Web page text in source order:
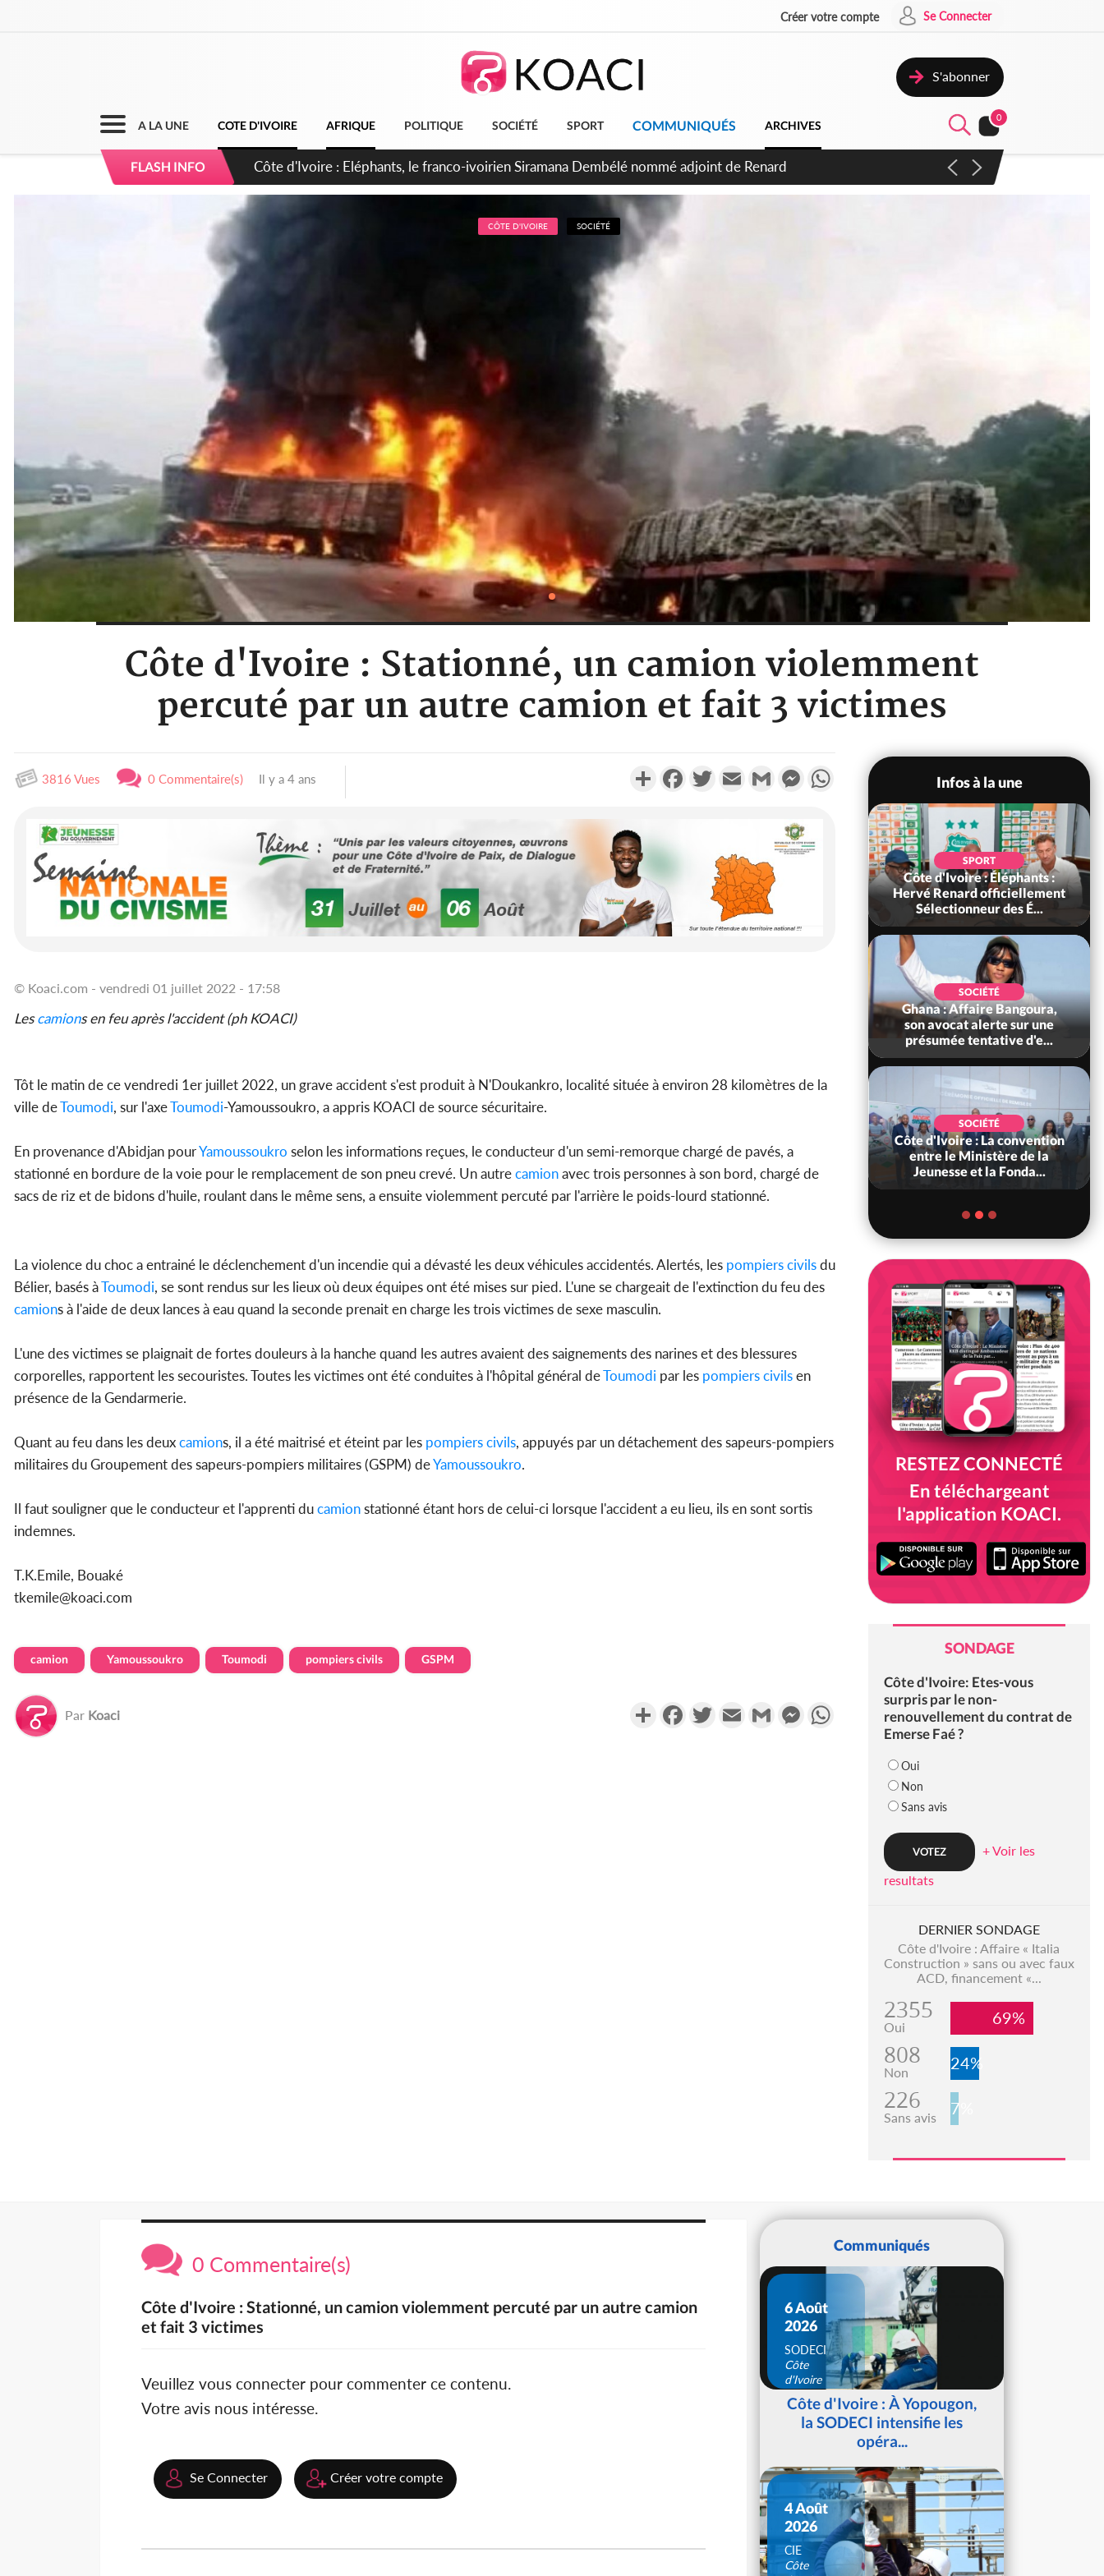
Créer votre compte Se Connecter
S'abonner
A LA UNE COTE D'IVOIRE AFRIQUE POLITIQUE SOCIÉTÉ SPORT COMMUNIQUÉS ARCHIVES
0
FLASH INFO Cameroun : 5 combattants séparatistes neutralisés, le Mindef dément les rumeurs d'exactions des civils
CÔTE D'IVOIRE SOCIÉTÉ
Côte d'Ivoire : Stationné, un camion violemment
percuté par un autre camion et fait 3 victimes
3816 Vues 0 Commentaire(s) Il y a 4 ans PartagerFacebookTwitterEmail Gmail MessengerWhatsApp
© Koaci.com - vendredi 01 juillet 2022 - 17:58
Lescamions en feu après l'accident (ph KOACI)
Tôt le matin de ce vendredi 1er juillet 2022, un grave accident s'est produit à N'Doukankro, localité située à environ 28 kilomètres de la
ville deToumodi, sur l'axeToumodi-Yamoussoukro, a appris KOACI de source sécuritaire.
En provenance d'Abidjan pourYamoussoukro selon les informations reçues, le conducteur d'un semi-remorque chargé de pavés, a
stationné en bordure de la voie pour le remplacement de son pneu crevé. Un autrecamionavec trois personnes à son bord, chargé de
sacs de riz et de bidons d'huile, roulant dans le même sens, a ensuite violemment percuté par l'arrière le poids-lourd stationné.
La violence du choc a entrainé le déclenchement d'un incendie qui a dévasté les deux véhicules accidentés. Alertés, les pompiers civilsdu
Bélier, basés àToumodi, se sont rendus sur les lieux où deux équipes ont été mises sur pied. L'une se chargeait de l'extinction du feu des
camions à l'aide de deux lances à eau quand la seconde prenait en charge les trois victimes de sexe masculin.
L'une des victimes se plaignait de fortes douleurs à la hanche quand les autres avaient des saignements des narines et des blessures
corporelles, rapportent les secouristes. Toutes les victimes ont été conduites à l'hôpital général deToumodi par les pompiers civilsen
présence de la Gendarmerie.
Quant au feu dans les deuxcamions, il a été maitrisé et éteint par les pompiers civils, appuyés par un détachement des sapeurs-pompiers
militaires du Groupement des sapeurs-pompiers militaires (GSPM) deYamoussoukro.
Il faut souligner que le conducteur et l'apprenti ducamionstationné étant hors de celui-ci lorsque l'accident a eu lieu, ils en sont sortis
indemnes.
T.K.Emile, Bouaké
tkemile@koaci.com
camion Yamoussoukro Toumodi pompiers civils GSPM
Par Koaci PartagerFacebookTwitterEmail Gmail MessengerWhatsApp
Infos à la une
POLITIQUE
Côte d'Ivoire : Violences
tragiques à Kossandji (Mé)
ayant fait 03 morts, A...
2026, le discours très attendu
du PR Alassane...
SPORT
Côte d'Ivoire : Éléphants :
Hervé Renard officiellement
Sélectionneur des É...
SOCIÉTÉ
Ghana : Affaire Bangoura,
son avocat alerte sur une
présumée tentative d'e...
SOCIÉTÉ
Côte d'Ivoire : La convention
entre le Ministère de la
Jeunesse et la Fonda...
RESTEZ CONNECTÉ
En téléchargeant
l'application KOACI.
SONDAGE
Côte d'Ivoire: Etes-vous
surpris par le non-
renouvellement du contrat de
Emerse Faé ?
Oui
Non
Sans avis
+ Voir les
resultats
DERNIER SONDAGE
Côte d'Ivoire : Affaire « Italia
Construction » sans ou avec faux
ACD, financement «...
2355
Oui 69%
808
Non 24%
226
Sans avis 7%
0 Commentaire(s)
Côte d'Ivoire : Stationné, un camion violemment percuté par un autre camion
et fait 3 victimes
Veuillez vous connecter pour commenter ce contenu.
Votre avis nous intéresse.
Se Connecter Créer votre compte
Communiqués
6 Août
2026
SODECI
Côte
d'Ivoire
Côte d'Ivoire : À Yopougon,
la SODECI intensifie les
opéra...
4 Août
2026
CIE
Côte